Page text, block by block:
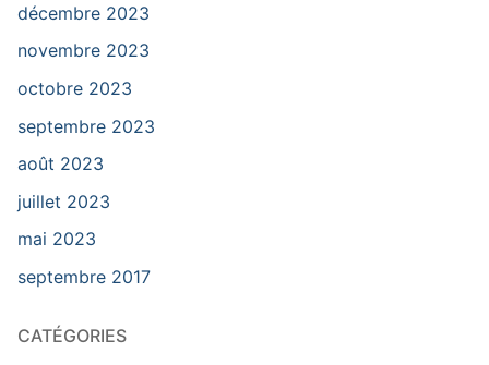
décembre 2023
novembre 2023
octobre 2023
septembre 2023
août 2023
juillet 2023
mai 2023
septembre 2017
CATÉGORIES